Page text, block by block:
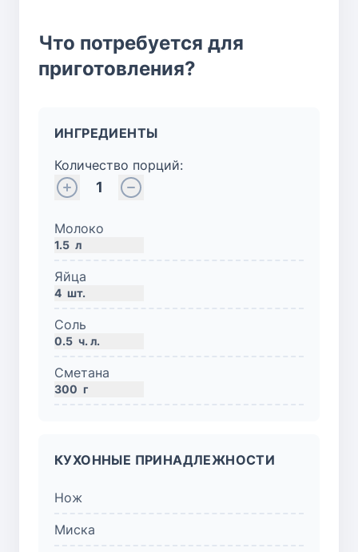
Что потребуется для
приготовления?
ИНГРЕДИЕНТЫ
Количество порций:
1
Молоко
1.5 л
Яйца
4 шт.
Соль
0.5 ч. л.
Сметана
300 г
КУХОННЫЕ ПРИНАДЛЕЖНОСТИ
Нож
Миска